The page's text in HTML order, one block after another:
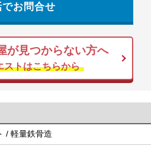
でお問合せ
が見つからない方へ
ストはこちらから
/ 軽量鉄骨造